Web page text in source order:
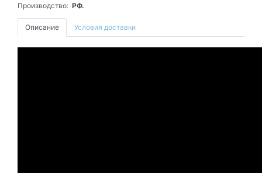
Производство: РФ.
Описание Условия доставки